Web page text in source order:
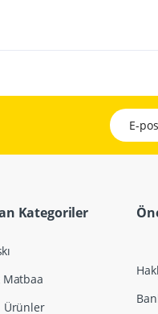
E-posta
Kategoriler
Matbaa
Ürünler